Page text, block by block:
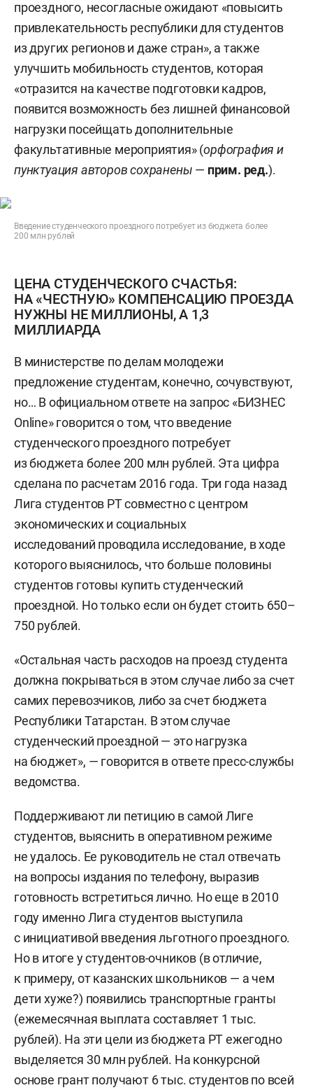
проездного, несогласные ожидают «повысить
привлекательность республики для студентов
из других регионов и даже стран», а также
улучшить мобильность студентов, которая
«отразится на качестве подготовки кадров,
появится возможность без лишней финансовой
нагрузки посейщать дополнительные
факультативные мероприятия» (орфография и
пунктуация авторов сохранены — прим. ред.).
Введение студенческого проездного потребует из бюджета более
200 млн рублей
ЦЕНА СТУДЕНЧЕСКОГО СЧАСТЬЯ:
НА «ЧЕСТНУЮ» КОМПЕНСАЦИЮ ПРОЕЗДА
НУЖНЫ НЕ МИЛЛИОНЫ, А 1,3
МИЛЛИАРДА
В министерстве по делам молодежи
предложение студентам, конечно, сочувствуют,
но… В официальном ответе на запрос «БИЗНЕС
Online» говорится о том, что введение
студенческого проездного потребует
из бюджета более 200 млн рублей. Эта цифра
сделана по расчетам 2016 года. Три года назад
Лига студентов РТ совместно с центром
экономических и социальных
исследований проводила исследование, в ходе
которого выяснилось, что больше половины
студентов готовы купить студенческий
проездной. Но только если он будет стоить 650–
750 рублей.
«Остальная часть расходов на проезд студента
должна покрываться в этом случае либо за счет
самих перевозчиков, либо за счет бюджета
Республики Татарстан. В этом случае
студенческий проездной — это нагрузка
на бюджет», — говорится в ответе пресс-службы
ведомства.
Поддерживают ли петицию в самой Лиге
студентов, выяснить в оперативном режиме
не удалось. Ее руководитель не стал отвечать
на вопросы издания по телефону, выразив
готовность встретиться лично. Но еще в 2010
году именно Лига студентов выступила
с инициативой введения льготного проездного.
Но в итоге у студентов-очников (в отличие,
к примеру, от казанских школьников — а чем
дети хуже?) появились транспортные гранты
(ежемесячная выплата составляет 1 тыс.
рублей). На эти цели из бюджета РТ ежегодно
выделяется 30 млн рублей. На конкурсной
основе грант получают 6 тыс. студентов по всей